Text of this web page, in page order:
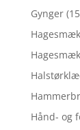
Gynger
Hagesmæk
Hånd- og